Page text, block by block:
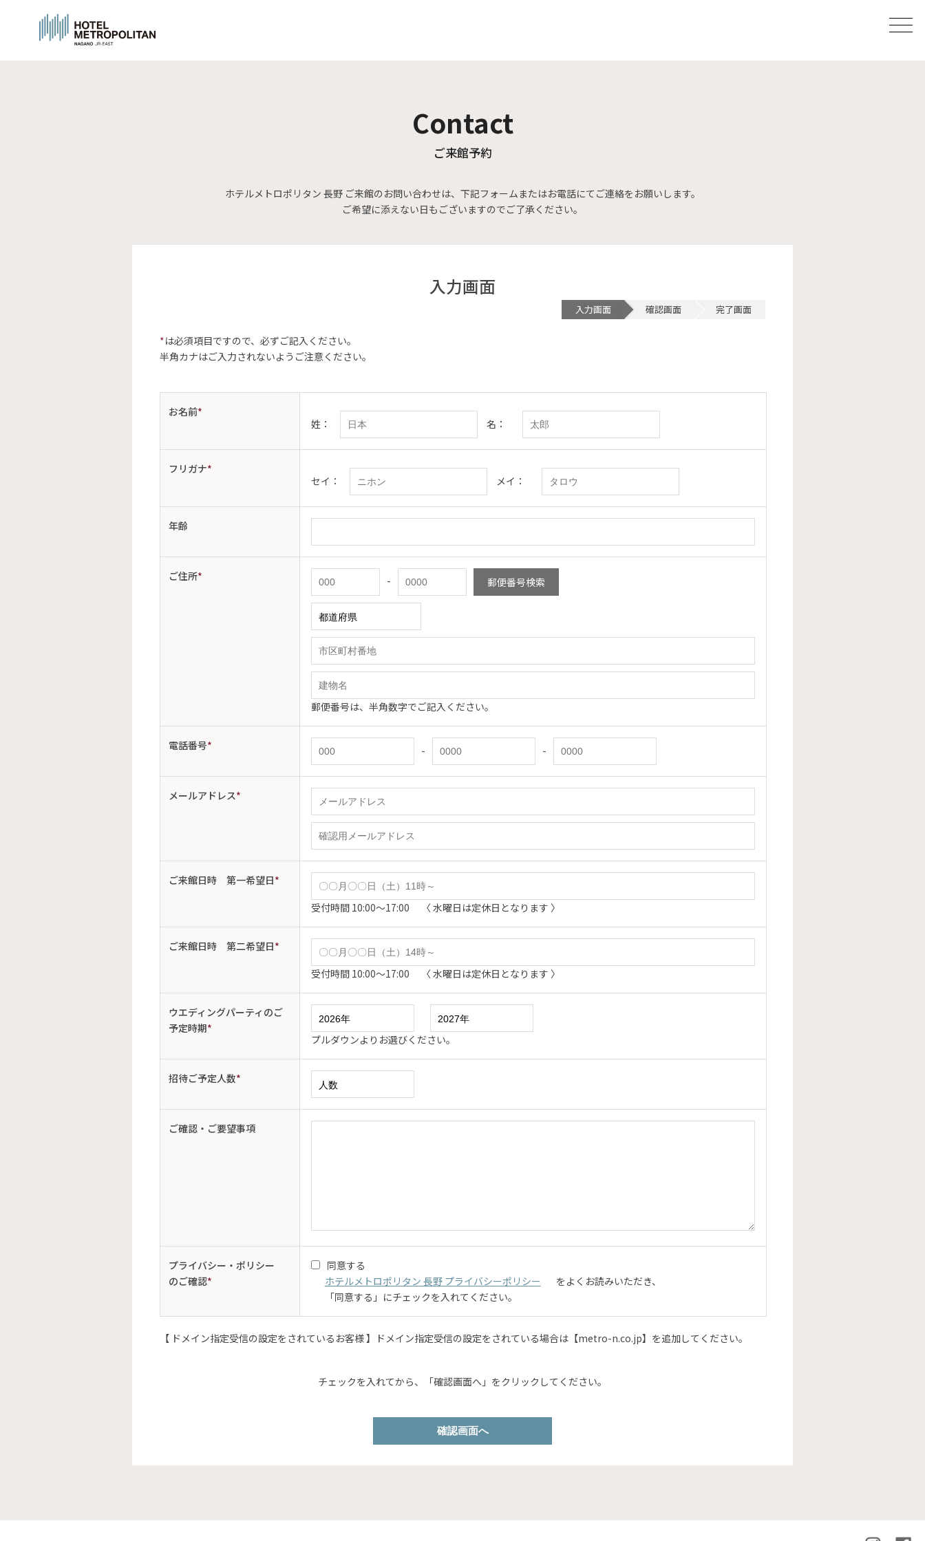
メ
Contact
ご来館予約
ホテルメトロポリタン 長野 ご来館のお問い合わせは、下記フォームまたはお電話にてご連絡をお願いします。
ご希望に添えない日もございますのでご了承ください。
入力画面
入力画面 確認画面 完了画面
*は必須項目ですので、必ずご記入ください。
半角カナはご入力されないようご注意ください。
お名前*
姓：
名：
フリガナ*
セイ：
メイ：
年齢
ご住所* - 郵便番号検索
郵便番号は、半角数字でご記入ください。
電話番号* - -
メールアドレス*
ご来館日時 第一希望日*
受付時間 10:00～17:00 〈 水曜日は定休日となります 〉
ご来館日時 第二希望日*
受付時間 10:00～17:00 〈 水曜日は定休日となります 〉
ウエディングパーティのご
予定時期*
プルダウンよりお選びください。
招待ご予定人数*
ご確認・ご要望事項
プライバシー・ポリシー
のご確認*
同意する
ホテルメトロポリタン 長野 プライバシーポリシー
をよくお読みいただき、
「同意する」にチェックを入れてください。
【 ドメイン指定受信の設定をされているお客様 】ドメイン指定受信の設定をされている場合は【metro-n.co.jp】を追加してください。
チェックを入れてから、 「確認画面へ」をクリックしてください。